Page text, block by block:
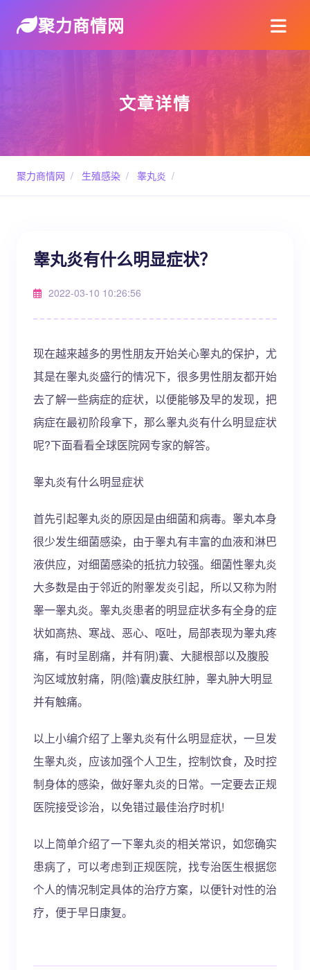
聚力商情网
文章详情
聚力商情网 / 生殖感染 / 睾丸炎 /
睾丸炎有什么明显症状？
2022-03-10 10:26:56
现在越来越多的男性朋友开始关心睾丸的保护，尤
其是在睾丸炎盛行的情况下，很多男性朋友都开始
去了解一些病症的症状，以便能够及早的发现，把
病症在最初阶段拿下，那么睾丸炎有什么明显症状
呢?下面看看全球医院网专家的解答。
睾丸炎有什么明显症状
首先引起睾丸炎的原因是由细菌和病毒。睾丸本身
很少发生细菌感染，由于睾丸有丰富的血液和淋巴
液供应，对细菌感染的抵抗力较强。细菌性睾丸炎
大多数是由于邻近的附睾发炎引起，所以又称为附
睾一睾丸炎。睾丸炎患者的明显症状多有全身的症
状如高热、寒战、恶心、呕吐，局部表现为睾丸疼
痛，有时呈剧痛，并有阴)囊、大腿根部以及腹股
沟区域放射痛，阴(陰)囊皮肤红肿，睾丸肿大明显
并有触痛。
以上小编介绍了上睾丸炎有什么明显症状，一旦发
生睾丸炎，应该加强个人卫生，控制饮食，及时控
制身体的感染，做好睾丸炎的日常。一定要去正规
医院接受诊治，以免错过最佳治疗时机!
以上简单介绍了一下睾丸炎的相关常识，如您确实
患病了，可以考虑到正规医院，找专治医生根据您
个人的情况制定具体的治疗方案，以便针对性的治
疗，便于早日康复。